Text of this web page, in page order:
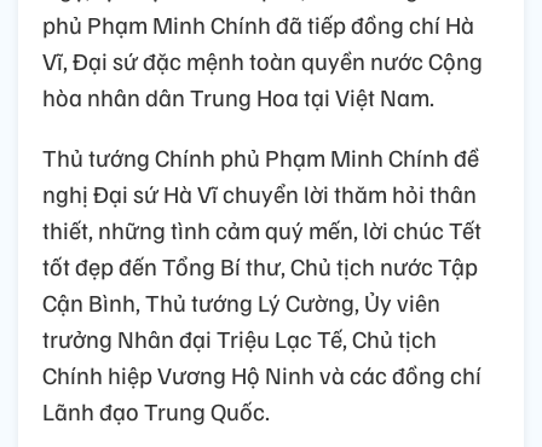
phủ Phạm Minh Chính đã tiếp đồng chí Hà
Vĩ, Đại sứ đặc mệnh toàn quyền nước Cộng
hòa nhân dân Trung Hoa tại Việt Nam.
Thủ tướng Chính phủ Phạm Minh Chính đề
nghị Đại sứ Hà Vĩ chuyển lời thăm hỏi thân
thiết, những tình cảm quý mến, lời chúc Tết
tốt đẹp đến Tổng Bí thư, Chủ tịch nước Tập
Cận Bình, Thủ tướng Lý Cường, Ủy viên
trưởng Nhân đại Triệu Lạc Tế, Chủ tịch
Chính hiệp Vương Hộ Ninh và các đồng chí
Lãnh đạo Trung Quốc.